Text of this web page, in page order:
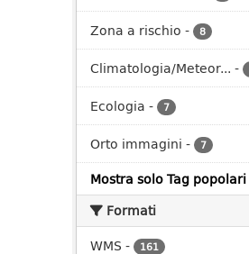
Zona a rischio - 8
Climatologia/Meteor... -
Ecologia - 7
Orto immagini - 7
Mostra solo Tag popolari
Formati
WMS - 161